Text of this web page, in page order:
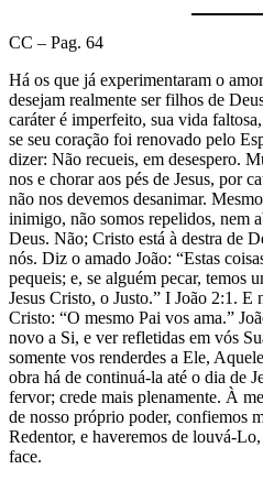
CC – Pag. 64
Há os que já experimentaram o
desejam realmente ser filhos de
caráter é imperfeito, sua vida
se seu coração foi renovado pelo
dizer: Não recueis, em desespero.
nos e chorar aos pés de Jesus, por
não nos devemos desanimar.
inimigo, não somos repelidos, nem
Deus. Não; Cristo está à destra de
nós. Diz o amado João: “Estas
pequeis; e, se alguém pecar, temos
Jesus Cristo, o Justo.” I João 2:1. E
Cristo: “O mesmo Pai vos ama.”
novo a Si, e ver refletidas em vós
somente vos renderdes a Ele,
obra há de continuá-la até o dia de
fervor; crede mais plenamente. À
de nosso próprio poder, confiemos
Redentor, e haveremos de louvá-
face.